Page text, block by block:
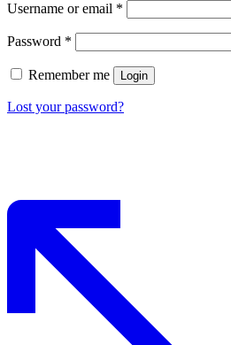
Username or email *
Password *
Remember me Login
Lost your password?